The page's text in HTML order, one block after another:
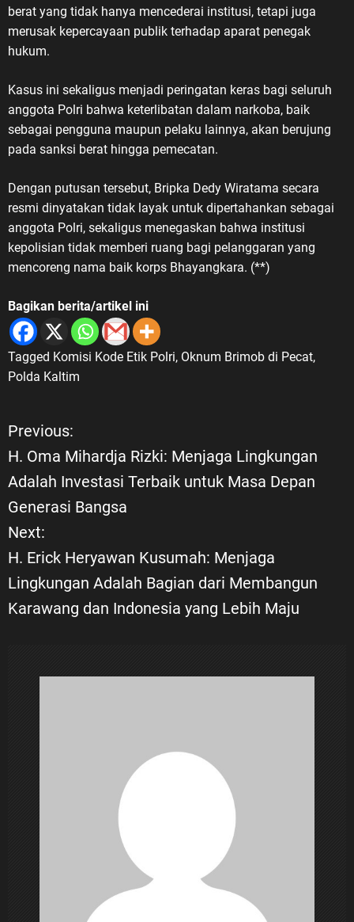
berat yang tidak hanya mencederai institusi, tetapi juga
merusak kepercayaan publik terhadap aparat penegak
hukum.
Kasus ini sekaligus menjadi peringatan keras bagi seluruh
anggota Polri bahwa keterlibatan dalam narkoba, baik
sebagai pengguna maupun pelaku lainnya, akan berujung
pada sanksi berat hingga pemecatan.
Dengan putusan tersebut, Bripka Dedy Wiratama secara
resmi dinyatakan tidak layak untuk dipertahankan sebagai
anggota Polri, sekaligus menegaskan bahwa institusi
kepolisian tidak memberi ruang bagi pelanggaran yang
mencoreng nama baik korps Bhayangkara. (**)
Bagikan berita/artikel ini
Tagged Komisi Kode Etik Polri, Oknum Brimob di Pecat,
Polda Kaltim
N
a
v
i
g
Previous:
H. Oma Mihardja Rizki: Menjaga Lingkungan
Adalah Investasi Terbaik untuk Masa Depan
Generasi Bangsa
Next:
H. Erick Heryawan Kusumah: Menjaga
Lingkungan Adalah Bagian dari Membangun
Karawang dan Indonesia yang Lebih Maju